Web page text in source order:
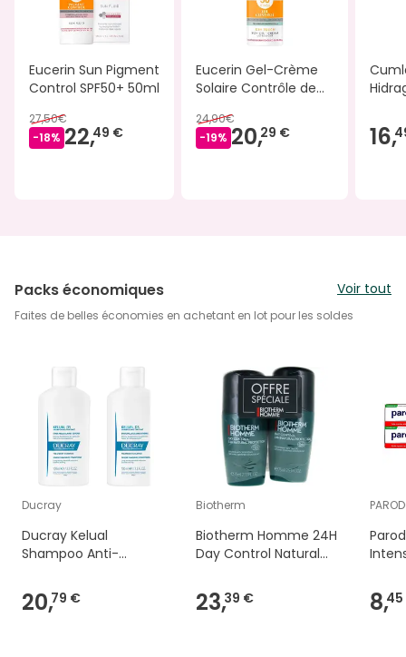
Eucerin Sun Pigment
Control SPF50+ 50ml
27,50€
-18% 22,49 €
Eucerin Gel-Crème
Solaire Contrôle de
SPF50 50 ml
24,90€
-19% 20,29 €
30ml
16,
Packs économiques Voir tout
Faites de belles économies en achetant en lot pour les soldes
Ducray
Ducray Kelual
Shampoo Anti-
20,79 €
Biotherm
Biotherm Homme 24H
Day Control Natural
23,39 € 8,